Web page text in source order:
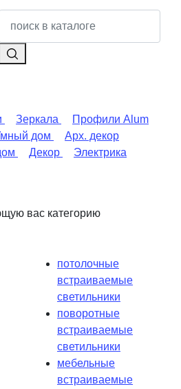
Зеркала
Профили Alum
дом
Арх. декор
Декор Электрика
вас категорию
потолочные
встраиваемые
светильники
поворотные
встраиваемые
светильники
мебельные
встраиваемые